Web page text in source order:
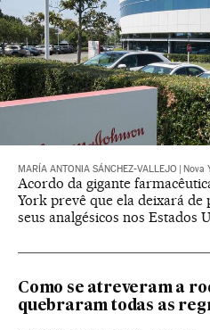
MARÍA ANTONIA SÁNCHEZ-VALLEJO Nova
Acordo da gigante
York prevê que ela deixará
seus analgésicos nos Estados
Como se atreveram a
quebraram todas as